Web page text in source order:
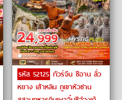
รหัส 52125 ทัวร์จีน ซีอาน ลั่ว
หยาง เส้าหลิน ภูเขาหัวซาน